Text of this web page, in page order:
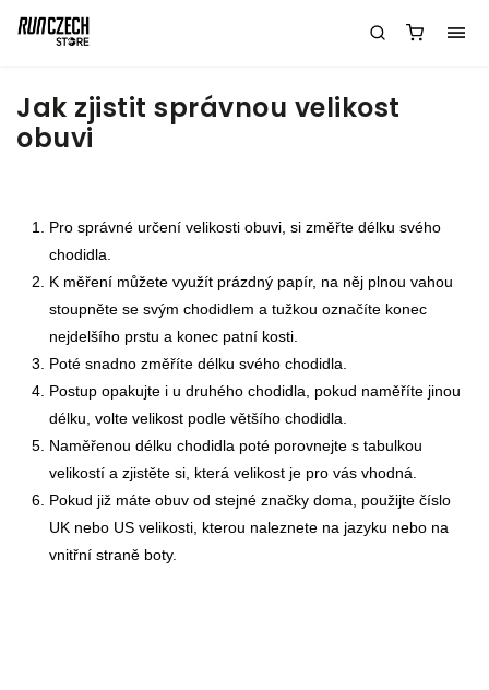
Jak zjistit správnou velikost
obuvi
Pro správné určení velikosti obuvi, si změřte délku svého
chodidla.
K měření můžete využít prázdný papír, na něj plnou vahou
stoupněte se svým chodidlem a tužkou označíte konec
nejdelšího prstu a konec patní kosti.
Poté snadno změříte délku svého chodidla.
Postup opakujte i u druhého chodidla, pokud naměříte jinou
délku, volte velikost podle většího chodidla.
Naměřenou délku chodidla poté porovnejte s tabulkou
velikostí a zjistěte si, která velikost je pro vás vhodná.
Pokud již máte obuv od stejné značky doma, použijte číslo
UK nebo US velikosti, kterou naleznete na jazyku nebo na
vnitřní straně boty.